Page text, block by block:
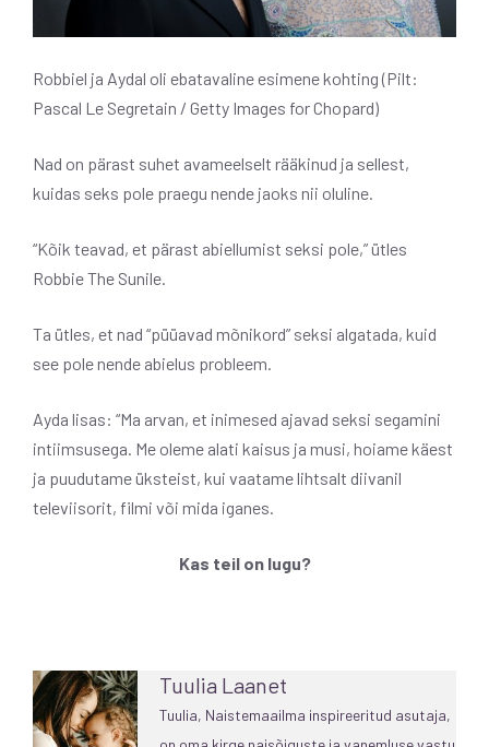
Robbiel ja Aydal oli ebatavaline esimene kohting (Pilt:
Pascal Le Segretain / Getty Images for Chopard)
Nad on pärast suhet avameelselt rääkinud ja sellest,
kuidas seks pole praegu nende jaoks nii oluline.
“Kõik teavad, et pärast abiellumist seksi pole,” ütles
Robbie The Sunile.
Ta ütles, et nad “püüavad mõnikord” seksi algatada, kuid
see pole nende abielus probleem.
Ayda lisas: “Ma arvan, et inimesed ajavad seksi segamini
intiimsusega. Me oleme alati kaisus ja musi, hoiame käest
ja puudutame üksteist, kui vaatame lihtsalt diivanil
televiisorit, filmi või mida iganes.
Kas teil on lugu?
Tuulia Laanet
Tuulia, Naistemaailma inspireeritud asutaja,